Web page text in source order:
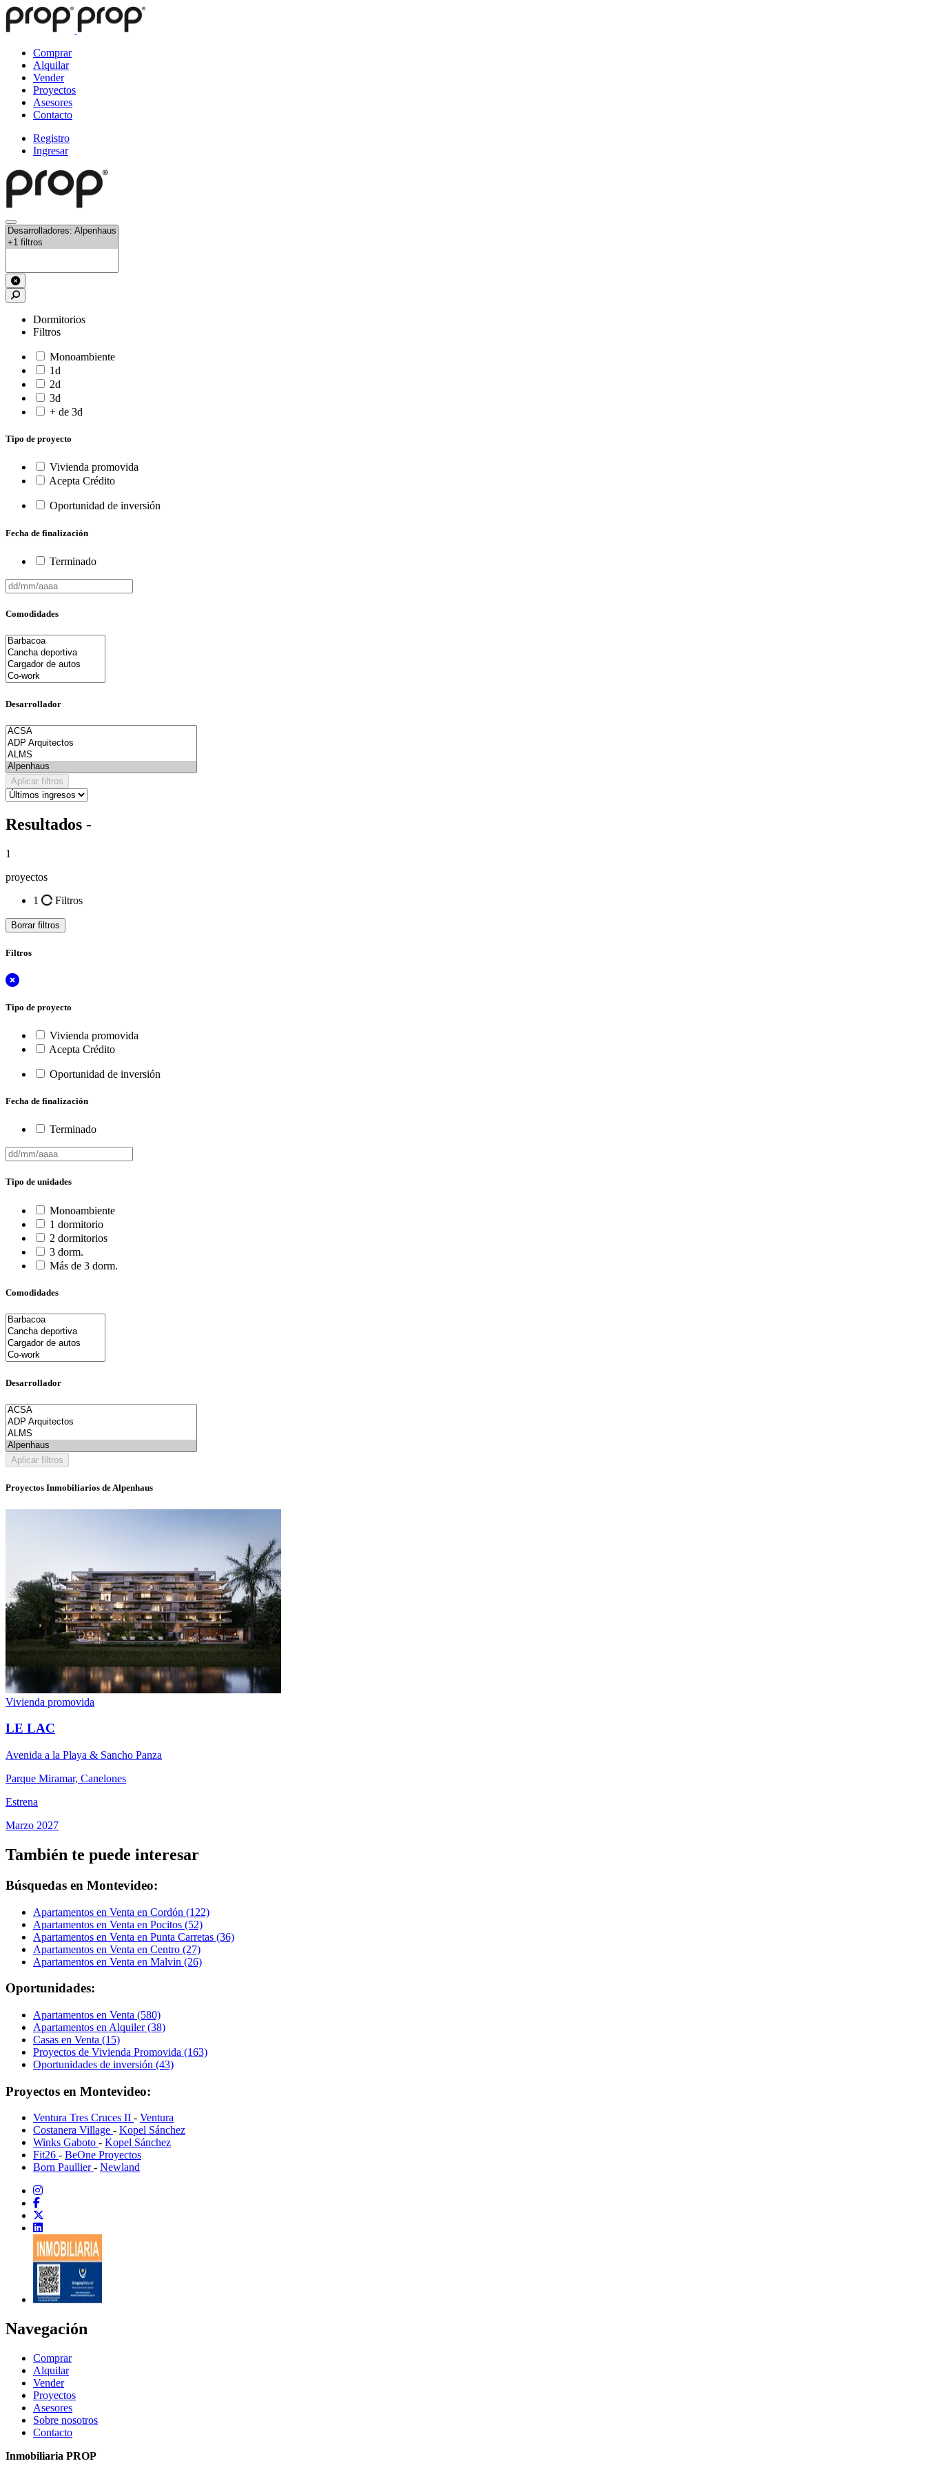
Comprar
Alquilar
Vender
Proyectos
Asesores
Contacto
Registro
Ingresar
Dormitorios
Filtros
Monoambiente
1d
2d
3d
+ de 3d
Tipo de proyecto
Vivienda promovida
Acepta Crédito
Oportunidad de inversión
Fecha de finalización
Terminado
Comodidades
Desarrollador
Aplicar filtros
Resultados -
1
proyectos
1
Filtros
Borrar filtros
Filtros
Tipo de proyecto
Vivienda promovida
Acepta Crédito
Oportunidad de inversión
Fecha de finalización
Terminado
Tipo de unidades
Monoambiente
1 dormitorio
2 dormitorios
3 dorm.
Más de 3 dorm.
Comodidades
Desarrollador
Aplicar filtros
Proyectos Inmobiliarios de Alpenhaus
Vivienda promovida
LE LAC
Avenida a la Playa & Sancho Panza
Parque Miramar, Canelones
Estrena
Marzo 2027
También te puede interesar
Búsquedas en Montevideo:
Apartamentos en Venta en Cordón (122)
Apartamentos en Venta en Pocitos (52)
Apartamentos en Venta en Punta Carretas (36)
Apartamentos en Venta en Centro (27)
Apartamentos en Venta en Malvin (26)
Oportunidades:
Apartamentos en Venta (580)
Apartamentos en Alquiler (38)
Casas en Venta (15)
Proyectos de Vivienda Promovida (163)
Oportunidades de inversión (43)
Proyectos en Montevideo:
Ventura Tres Cruces II - Ventura
Costanera Village - Kopel Sánchez
Winks Gaboto - Kopel Sánchez
Fit26 - BeOne Proyectos
Born Paullier- Newland
Navegación
Comprar
Alquilar
Vender
Proyectos
Asesores
Sobre nosotros
Contacto
Inmobiliaria PROP